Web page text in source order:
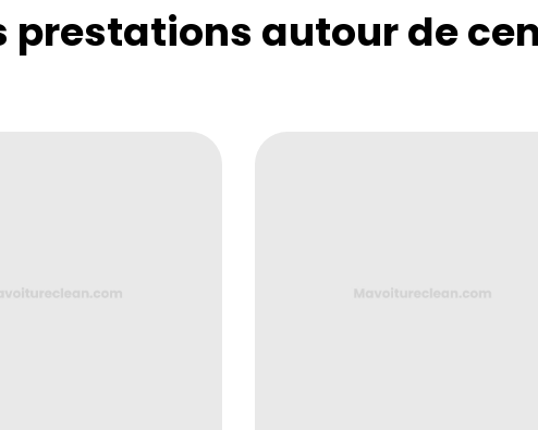
prestations autour de